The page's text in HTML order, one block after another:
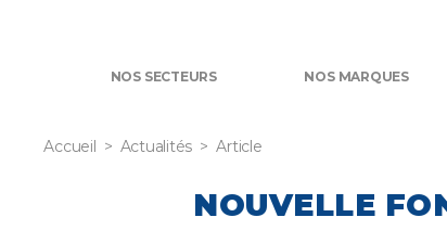
NOS SECTEURS NOS MARQUES
Accueil Actualités Article
NOUVELLE